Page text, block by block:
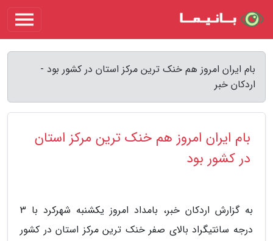
بام ایران امروز هم خنک ترین مرکز استان در کشور بود -
اردکان خبر
بام ایران امروز هم خنک ترین مرکز استان
در کشور بود
به گزارش اردکان خبر، بامداد امروز یکشنبه شهرکرد با 3
درجه سانتیگراد بالای صفر خنک ترین مرکز استان در کشور